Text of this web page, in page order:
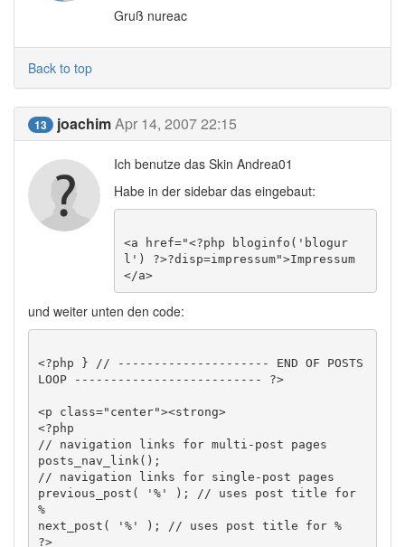
Gruß nureac
Back to top
13 joachimApr 14, 2007 22:15
Ich benutze das Skin Andrea01
Habe in der sidebar das eingebaut:
<a href="<?php bloginfo('blogur
l') ?>?disp=impressum">Impressum
und weiter unten den code:
<?php } // --------------------- END OF POSTS
LOOP -------------------------- ?>
<p class="center"><strong>
<?php
// navigation links for multi-post pages
posts_nav_link();
// navigation links for single-post pages
previous_post( '%' ); // uses post title for
%
next_post( '%' ); // uses post title for %
?>